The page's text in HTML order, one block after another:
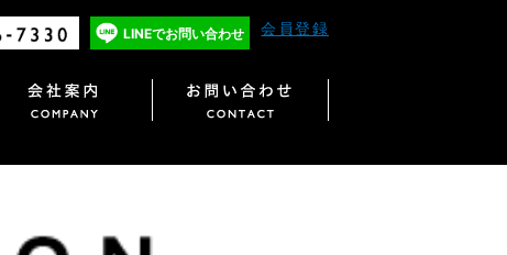
LINEでお問い合わせ 会員登録